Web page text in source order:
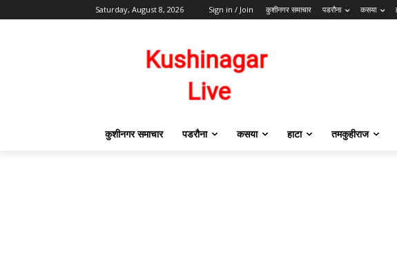
Saturday, August 8, 2026 Sign in / Join कुशीनगर समाचार पडरौना कसया
कुशीनगर समाचार पडरौना कसया हाटा तमकुहीराज